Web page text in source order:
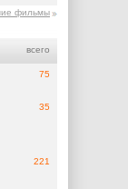
фильмы
всего
75
35
221